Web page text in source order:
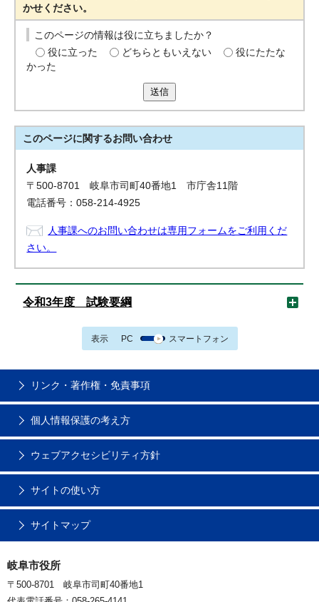
かせください。
このページの情報は役に立ちましたか？
役に立った
どちらともいえない
役にたたな
かった
送信
このページに関するお問い合わせ
人事課
〒500-8701 岐阜市司町40番地1 市庁舎11階
電話番号：058-214-4925
人事課へのお問い合わせは専用フォームをご利用くだ
さい。
令和3年度 試験要綱
表示 PC スマートフォン
リンク・著作権・免責事項
個人情報保護の考え方
ウェブアクセシビリティ方針
サイトの使い方
サイトマップ
岐阜市役所
〒500-8701 岐阜市司町40番地1